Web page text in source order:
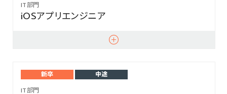
IT部門
iOSアプリエンジニア
新卒
中途
IT部門